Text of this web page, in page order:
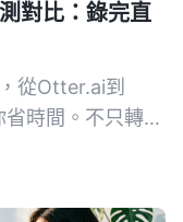
對比：錄完直
從Otter.ai到
時間。不只轉文